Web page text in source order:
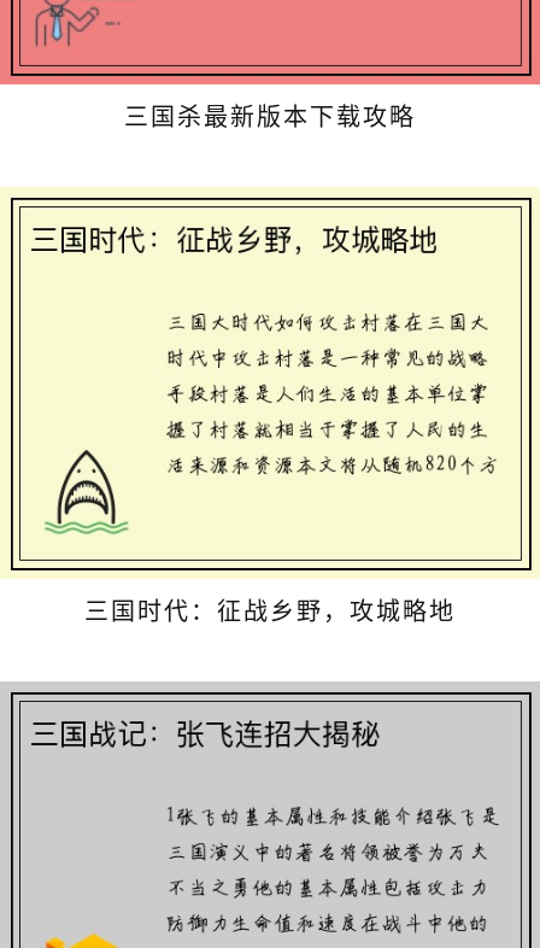
三国杀最新版本下载攻略
三国时代：征战乡野，攻城略地